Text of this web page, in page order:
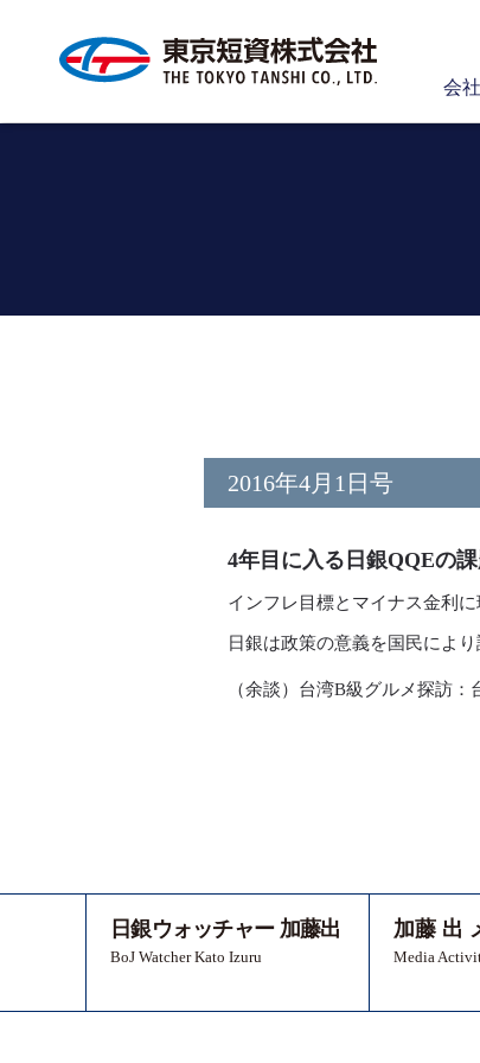
会
2016年4月1日号
4年目に入る日銀QQEの課
インフレ目標とマイナス金利
日銀は政策の意義を国民によ
（余談）台湾B級グルメ探訪：
日銀ウォッチャー 加藤出
BoJ Watcher Kato Izuru
加藤 出
Media